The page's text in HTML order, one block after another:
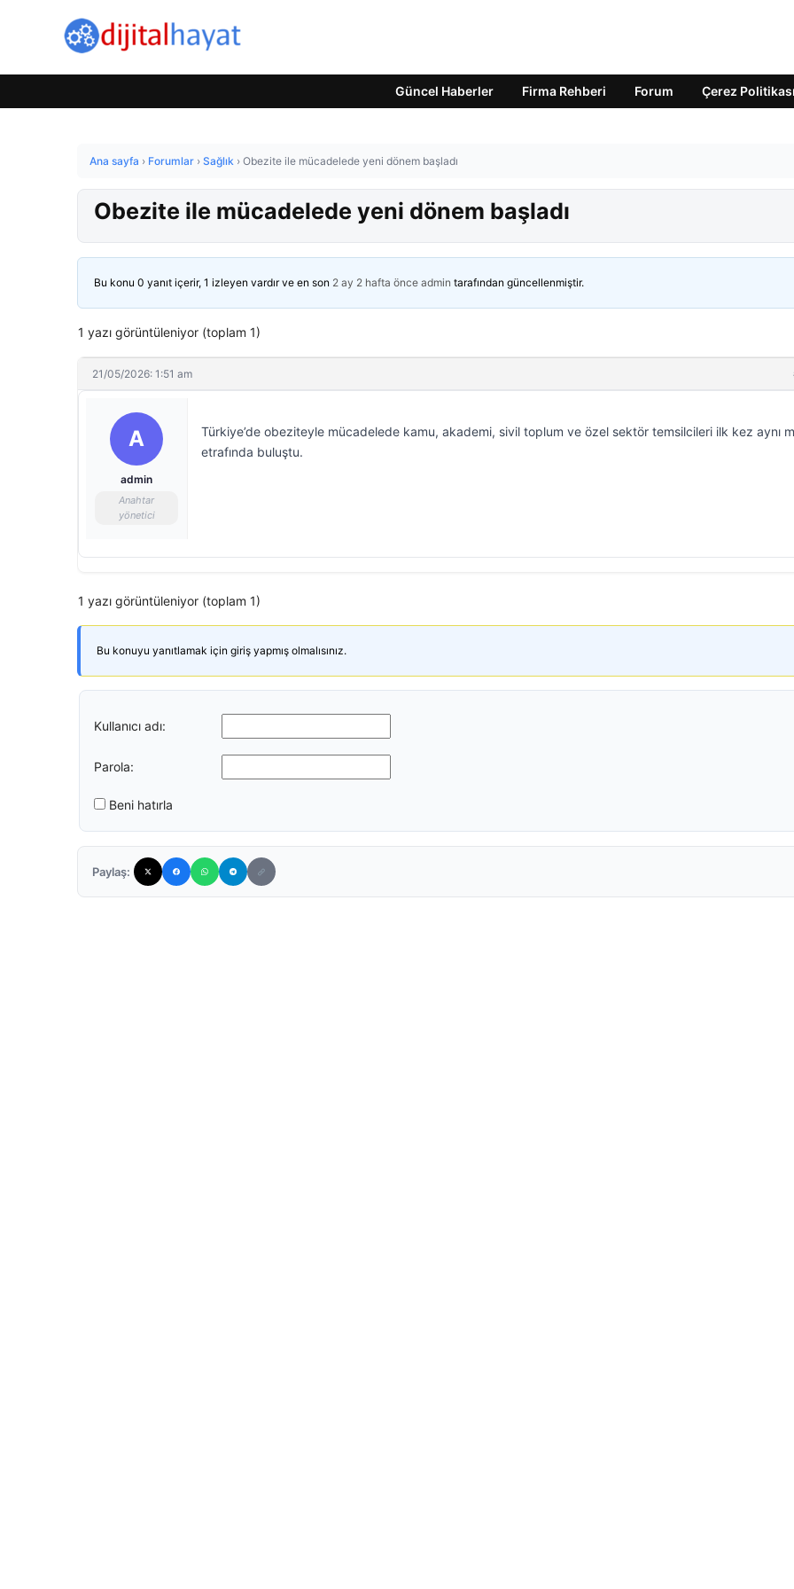
Güncel Haberler Firma Rehberi Forum Çerez Politikası
Ana sayfa › Forumlar › Sağlık › Obezite ile mücadelede yeni dönem başladı
Obezite ile mücadelede yeni dönem başladı
Bu konu 0 yanıt içerir, 1 izleyen vardır ve en son 2 ay 2 hafta önce admin tarafından güncellenmiştir.
1 yazı görüntüleniyor (toplam 1)
21/05/2026: 1:51 am
A
admin
Anahtar
yönetici
Türkiye’de obeziteyle mücadelede kamu, akademi, sivil toplum ve özel sektör temsilcileri ilk kez aynı
etrafında buluştu.
1 yazı görüntüleniyor (toplam 1)
Bu konuyu yanıtlamak için giriş yapmış olmalısınız.
Kullanıcı adı:
Parola:
Beni hatırla
Paylaş: